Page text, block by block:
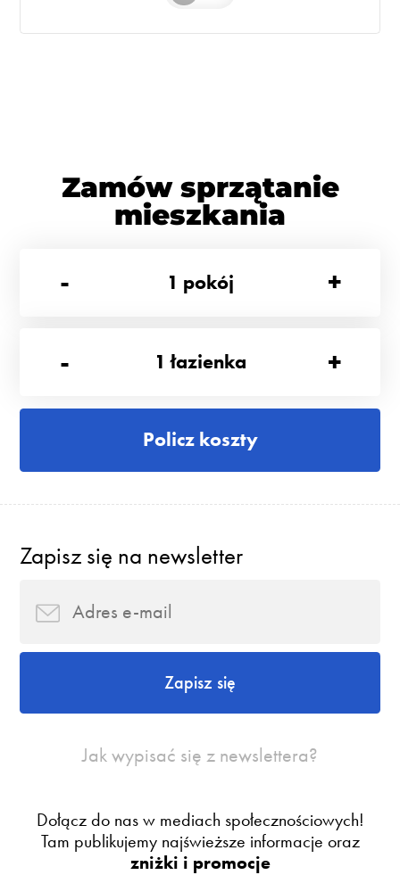
Zamów sprzątanie
mieszkania
-
1 pokój +
- 1 łazienka +
Policz koszty
Zapisz się na newsletter
Zapisz się
Jak wypisać się z newslettera?
Dołącz do nas w mediach społecznościowych!
Tam publikujemy najświeższe informacje oraz
zniżki i promocje